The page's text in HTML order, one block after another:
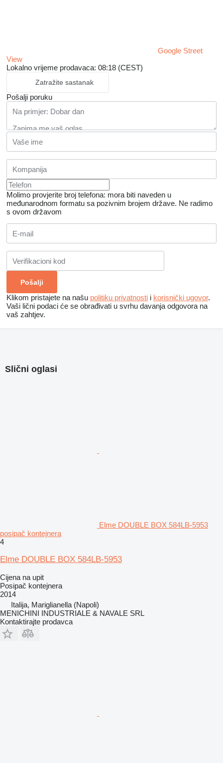
Google Street
View
Lokalno vrijeme prodavaca: 08:18 (CEST)
Zatražite sastanak
Pošalji poruku
Molimo provjerite broj telefona: mora biti naveden u
međunarodnom formatu sa pozivnim brojem države. Ne radimo
s ovom državom
Klikom pristajete na našu politiku privatnosti i korisnički ugovor.
Vaši lični podaci će se obrađivati ​​u svrhu davanja odgovora na
vaš zahtjev.
Slični oglasi
Elme DOUBLE BOX 584LB-5953
posipač kontejnera
4
Elme DOUBLE BOX 584LB-5953
Cijena na upit
Posipač kontejnera
2014
Italija, Mariglianella (Napoli)
MENICHINI INDUSTRIALE & NAVALE SRL
Kontaktirajte prodavca